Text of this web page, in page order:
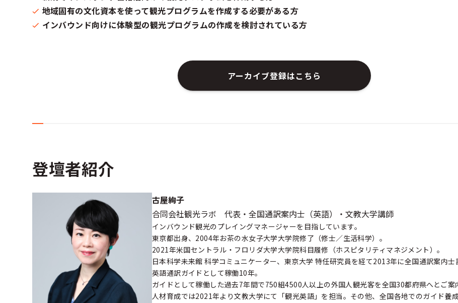
地域固有の文化資本を使って観光プログラムを作成する必要がある方
インバウンド向けに体験型の観光プログラムの作成を検討されている方
アーカイブ登録はこちら
登壇者紹介
古屋絢子
合同会社観光ラボ 代表・全国通訳案内士（英語）・文教大学講師
インバウンド観光のプレイングマネージャーを目指しています。
東京都出身、2004年お茶の水女子大学大学院修了（修士／生活科学）。
2021年米国セントラル・フロリダ大学大学院科目履修（ホスピタリティマネジメント）。
日本科学未来館 科学コミュニケーター、東京大学 特任研究員を経て2013年に全国通訳案内士
英語通訳ガイドとして稼働10年。
ガイドとして稼働した過去7年間で750組4500人以上の外国人観光客を全国30都府県へとご案
人材育成では2021年より文教大学にて「観光英語」を担当。その他、全国各地でのガイド養